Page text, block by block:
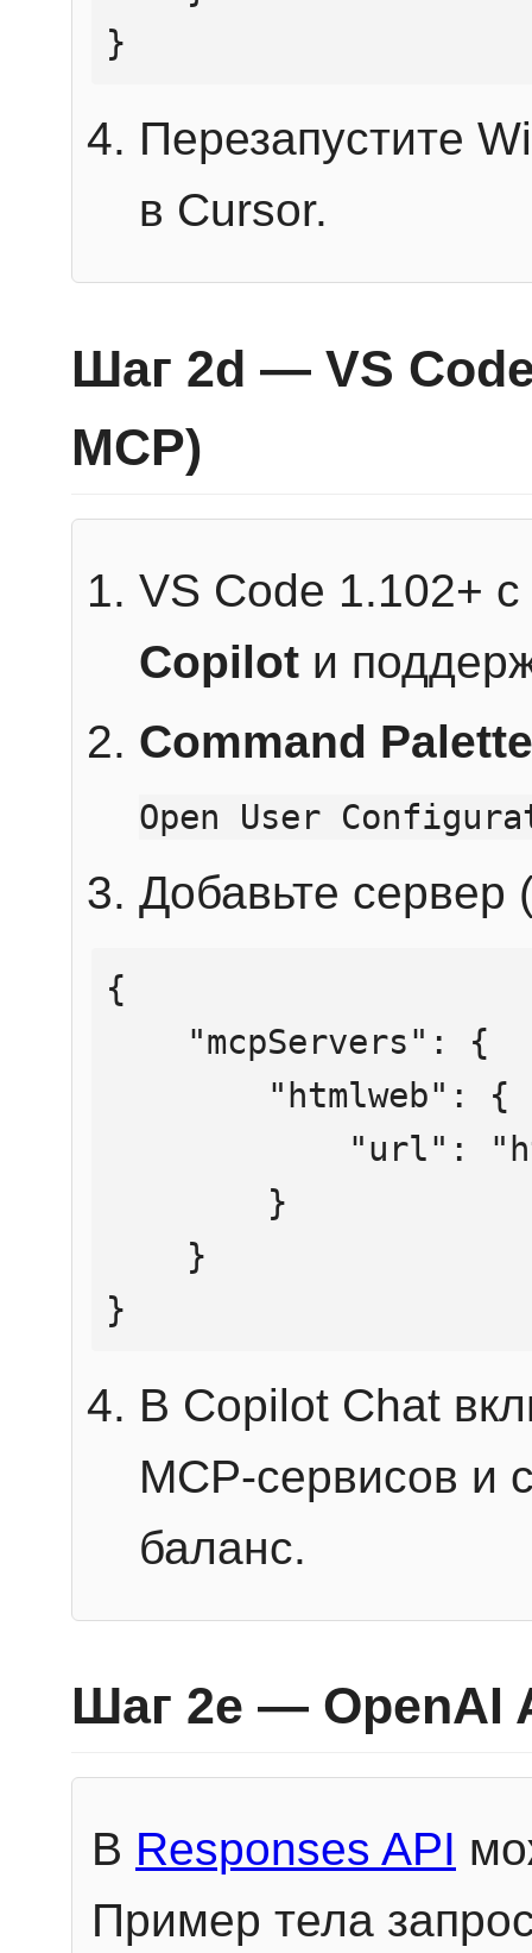
}
Перезапустите
в Cursor.
Шаг 2d — VS
MCP)
VS Code 1.102+
Copilot и
Command Palette
Open User
Добавьте сервер
{
}
В Copilot Chat
MCP-сервисов и
баланс.
Шаг 2e — OpenAI
В Responses API
Пример тела